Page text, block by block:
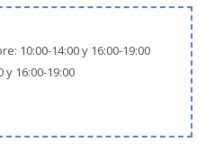
10:00-14:00 y 16:00-19:00
y 16:00-19:00